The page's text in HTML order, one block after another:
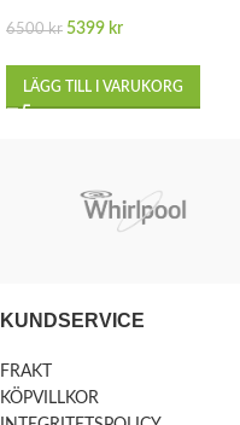
6500kr 5399 kr
LÄGG TILL I VARUKORG
KUNDSERVICE
FRAKT
KÖPVILLKOR